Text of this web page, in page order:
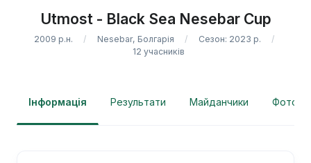
Utmost - Black Sea Nesebar Cup
2009 р.н. Nesebar, Болгарія
Сезон: 2023 р.
12 учасників
Інформація Результати Майданчики